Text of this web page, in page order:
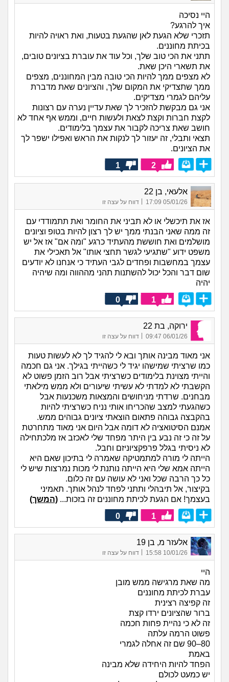
היי נסיכה
איך להרגע?
תזכרי שלא הגעת לאן שהגעת בטעות, ואת ראויה להיות
בכיתת מחוננים.
תתני את הכי טוב שלך, וכל עוד את עוברת בציונים טובים,
את תשארי היכן שאת.
לא מצפים ממך להיות הכי טובה מבין המחוננים, מצפים
ממך שתצדיקי את המקום שלך, והציונים שאת מדברת
עליהם לגמרי מצדיקים.
אני גם מבקשת להזכיר לך שאת עדיין נערה עם רצונות
לקצת חברות וקצת לצאת ולעשות חיים, וממש אף אחד לא
חושב שאת צריכה לקבור את עצמך בלימודים.
תצאי ותבלי, זה יעזור לך לנקות את הראש ואפילו ישפר לך
את הציונים.
2
1
אלעאי, בן 22
05/01/26 17:09
| דווח על עצה זו
אז את תיכשלי או לא תביני את החומר ואת תתמודדי עם
זה ממה שאני הבנתי ממך יש לך רצון להיות בטופ וציונים
מושלמים ואת חוששת מהעתיד כרגע "ומה אם" אז אל יש
משפט ידוע "שתגיעי לגשר תחצי אותו" אל תאכילי את
עצמך במחשבות ופחדים לגבי העתיד כי אנחנו לא יודעים
שום דבר והכל יכול להשתנות תהני מההווה ומה שיהיה
יהיה
1
0
ירוקה, בת 22
06/01/26 09:47 דווח על עצה זו
אני מאוד מבינה אותך ובא לי להגיד לך לא לעשות טעות
כמו שרציתי שמישהו יגיד לי כשהייתי בגילך. אני גם חכמה
והייתי מצוינת בלימודים כשרציתי אבל רוב הזמן פשוט לא
הקשבתי לא למדתי לא עשיתי שיעורים ולא ממש מילאתי
מבחנים. שרדתי מניחושים והמצאות משכנעות אבל
כשהגעתי למצב שהכריחו אותי נניח כשרציתי להיות
בהקבצה גבוהה פתאום הוצאתי ציונים גבוהים ממש.
אמנם הסיטואציה לא דומה אבל היום אני מאוד מתחרטת
על זה כי זה נבע בין היתר מפחד שלי לאכזב אז מלכתחילה
לא ניסיתי בגלל פרפקציוניזם וחבל.
הייתה לי מורה למתמטיקה שאמרה לי בתיכון שאם היא
הייתה אמא שלי היא הייתה נותנת לי מכות נמרצות שיש לי
כל כך הרבה שכל ואני לא עושה עם זה כלום.
בקיצור, אל תיבהלי ותתני לפחד לנהל אותך. תאמיני
בעצמך! אם הגעת לכיתת מחוננים זה בזכות... (המשך)
1
0
אלעזר מ, בן 19
10/01/26 15:58 דווח על עצה זו
היי
מה שאת מרגישה ממש מובן
עברת לכיתת מחוננים
זה קפיצה רצינית
ברור שהציונים ירדו קצת
זה לא כי נהיית פחות חכמה
פשוט הרמה עלתה
80–90 שם זה אחלה לגמרי
באמת
הפחד להיות היחידה שלא מבינה
יש כמעט לכולם